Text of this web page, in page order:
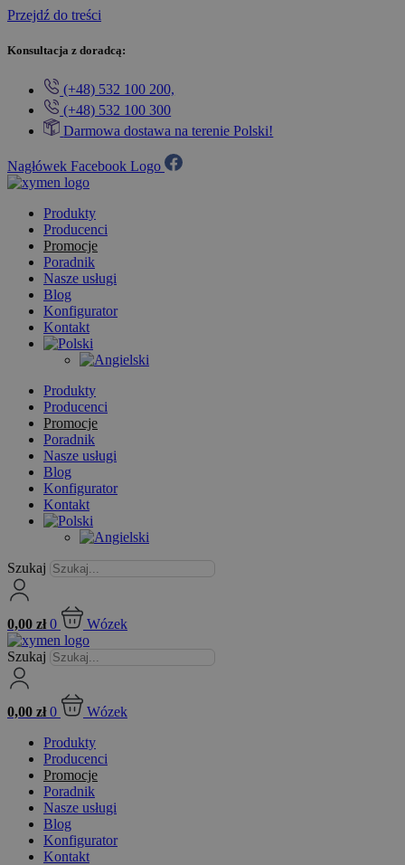
Przejdź do treści
Konsultacja z doradcą:
(+48) 532 100 200,
(+48) 532 100 300
Darmowa dostawa na terenie Polski!
Nagłówek Facebook Logo
Produkty
Producenci
Promocje
Poradnik
Nasze usługi
Blog
Konfigurator
Kontakt
Produkty
Producenci
Promocje
Poradnik
Nasze usługi
Blog
Konfigurator
Kontakt
Szukaj
0,00 zł 0 Wózek
Szukaj
0,00 zł 0
Wózek
Produkty
Producenci
Promocje
Poradnik
Nasze usługi
Blog
Konfigurator
Kontakt